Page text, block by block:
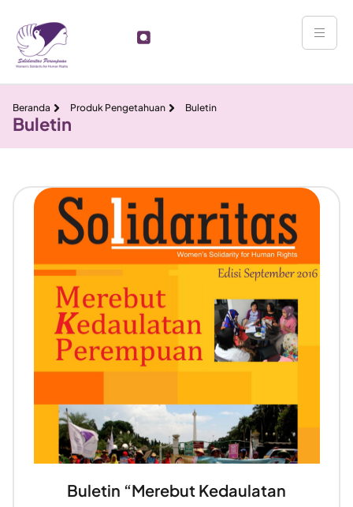
Beranda Produk Pengetahuan Buletin
Buletin
Buletin “Merebut Kedaulatan